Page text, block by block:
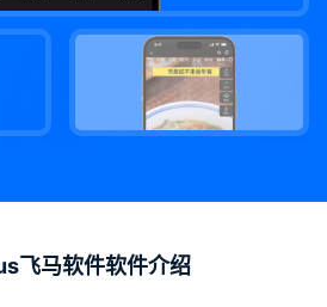
飞马软件软件介绍